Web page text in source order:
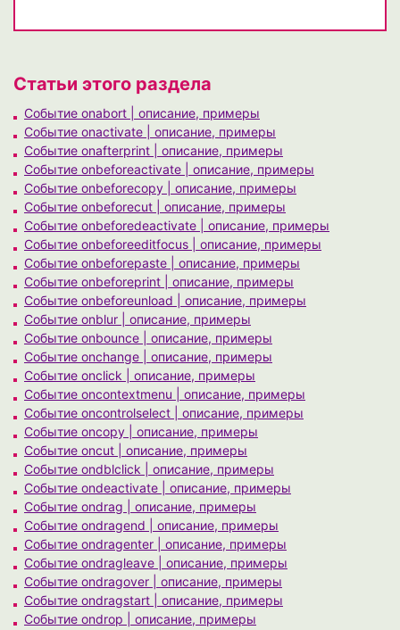
Статьи этого раздела
Событие onabort | описание, примеры
Событие onactivate | описание, примеры
Событие onafterprint | описание, примеры
Событие onbeforeactivate | описание, примеры
Событие onbeforecopy | описание, примеры
Событие onbeforecut | описание, примеры
Событие onbeforedeactivate | описание, примеры
Событие onbeforeeditfocus | описание, примеры
Событие onbeforepaste | описание, примеры
Событие onbeforeprint | описание, примеры
Событие onbeforeunload | описание, примеры
Событие onblur | описание, примеры
Событие onbounce | описание, примеры
Событие onchange | описание, примеры
Событие onclick | описание, примеры
Событие oncontextmenu | описание, примеры
Событие oncontrolselect | описание, примеры
Событие oncopy | описание, примеры
Событие oncut | описание, примеры
Событие ondblclick | описание, примеры
Событие ondeactivate | описание, примеры
Событие ondrag | описание, примеры
Событие ondragend | описание, примеры
Событие ondragenter | описание, примеры
Событие ondragleave | описание, примеры
Событие ondragover | описание, примеры
Событие ondragstart | описание, примеры
Событие ondrop | описание, примеры